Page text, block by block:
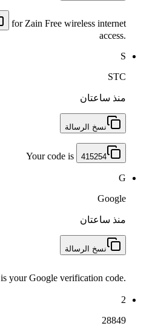
for Zain Free wireless internet
access.
S
STC
منذ ساعتان
نسخ الرسالة
Your code is 415254
G
Google
منذ ساعتان
نسخ الرسالة
is your Google verification code.
2
28849